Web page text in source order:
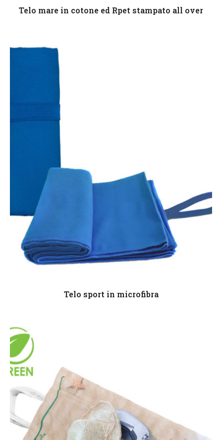
Leggi tutto
Telo mare in cotone ed Rpet stampato all over
Leggi tutto
Telo sport in microfibra